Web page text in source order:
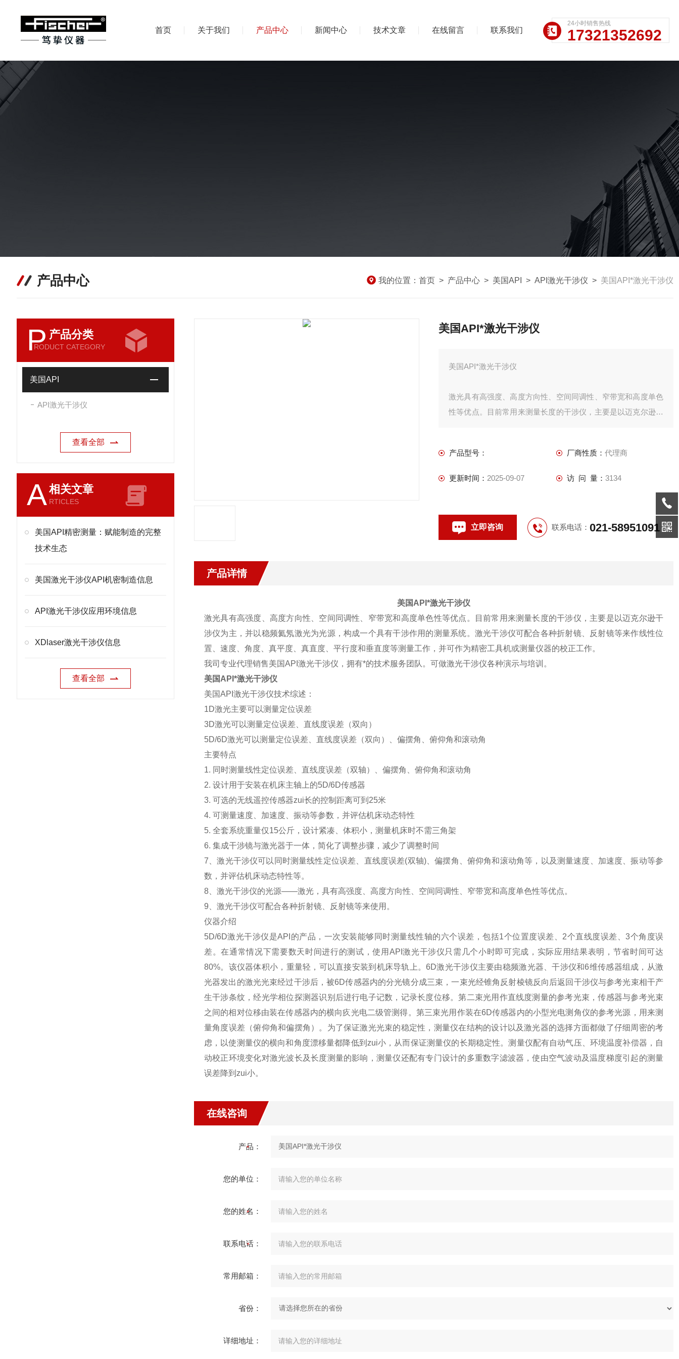
首页 关于我们 产品中心 新闻中心 技术文章 在线留言 联系我们
24小时销售热线
17321352692
产品中心 我的位置： 首页 > 产品中心 > 美国API > API激光干涉仪 > 美国API*激光干涉仪
P 产品分类
RODUCT CATEGORY
美国API
API激光干涉仪
查看全部
A相关文章
RTICLES
美国API精密测量：赋能制造的完整
技术生态
美国激光干涉仪API机密制造信息
API激光干涉仪应用环境信息
XDlaser激光干涉仪信息
查看全部
美国API*激光干涉仪
美国API*激光干涉仪
激光具有高强度、高度方向性、空间同调性、窄带宽和高度单色
性等优点。目前常用来测量长度的干涉仪，主要是以迈克尔逊干
置、速度、角度、真平度、真直度、平行度和垂直度等测量工
作，并可作为精密工具机或测量仪器的校正工作。
产品型号： 厂商性质： 代理商
更新时间： 2025-09-07 访 问 量： 3134
立即咨询 联系电话： 021-58951091
产品详情
美国API*激光干涉仪
激光具有高强度、高度方向性、空间同调性、窄带宽和高度单色性等优点。目前常用来测量长度的干涉仪，主要是以迈克尔逊干
涉仪为主，并以稳频氦氖激光为光源，构成一个具有干涉作用的测量系统。激光干涉仪可配合各种折射镜、反射镜等来作线性位
置、速度、角度、真平度、真直度、平行度和垂直度等测量工作，并可作为精密工具机或测量仪器的校正工作。
我司专业代理销售美国API激光干涉仪，拥有*的技术服务团队。可做激光干涉仪各种演示与培训。
美国API*激光干涉仪
美国API激光干涉仪技术综述：
1D激光主要可以测量定位误差
3D激光可以测量定位误差、直线度误差（双向）
5D/6D激光可以测量定位误差、直线度误差（双向）、偏摆角、俯仰角和滚动角
主要特点
1. 同时测量线性定位误差、直线度误差（双轴）、偏摆角、俯仰角和滚动角
2. 设计用于安装在机床主轴上的5D/6D传感器
3. 可选的无线遥控传感器zui长的控制距离可到25米
4. 可测量速度、加速度、振动等参数，并评估机床动态特性
5. 全套系统重量仅15公斤，设计紧凑、体积小，测量机床时不需三角架
6. 集成干涉镜与激光器于一体，简化了调整步骤，减少了调整时间
7、激光干涉仪可以同时测量线性定位误差、直线度误差(双轴)、偏摆角、俯仰角和滚动角等，以及测量速度、加速度、振动等参
数，并评估机床动态特性等。
8、激光干涉仪的光源——激光，具有高强度、高度方向性、空间同调性、窄带宽和高度单色性等优点。
9、激光干涉仪可配合各种折射镜、反射镜等来使用。
仪器介绍
5D/6D激光干涉仪是API的产品，一次安装能够同时测量线性轴的六个误差，包括1个位置度误差、2个直线度误差、3个角度误
差。在通常情况下需要数天时间进行的测试，使用API激光干涉仪只需几个小时即可完成，实际应用结果表明，节省时间可达
80%。该仪器体积小，重量轻，可以直接安装到机床导轨上。6D激光干涉仪主要由稳频激光器、干涉仪和6维传感器组成，从激
光器发出的激光光束经过干涉后，被6D传感器内的分光镜分成三束，一束光经锥角反射棱镜反向后返回干涉仪与参考光束相干产
生干涉条纹，经光学相位探测器识别后进行电子记数，记录长度位移。第二束光用作直线度测量的参考光束，传感器与参考光束
之间的相对位移由装在传感器内的横向疚光电二级管测得。第三束光用作装在6D传感器内的小型光电测角仪的参考光源，用来测
量角度误差（俯仰角和偏摆角）。为了保证激光光束的稳定性，测量仪在结构的设计以及激光器的选择方面都做了仔细周密的考
虑，以使测量仪的横向和角度漂移量都降低到zui小，从而保证测量仪的长期稳定性。测量仪配有自动气压、环境温度补偿器，自
动校正环境变化对激光波长及长度测量的影响，测量仪还配有专门设计的多重数字滤波器，使由空气波动及温度梯度引起的测量
误差降到zui小。
在线咨询
产品：
您的单位：
您的姓名：
联系电话：
常用邮箱：
省份：
详细地址：